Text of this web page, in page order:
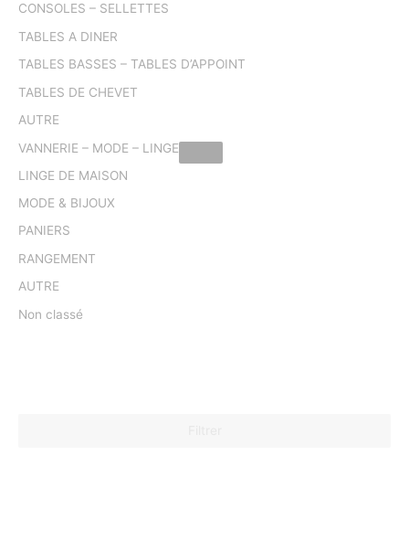
CONSOLES – SELLETTES
TABLES A DINER
TABLES BASSES – TABLES D’APPOINT
TABLES DE CHEVET
AUTRE
VANNERIE – MODE – LINGE
LINGE DE MAISON
MODE & BIJOUX
PANIERS
RANGEMENT
AUTRE
Non classé